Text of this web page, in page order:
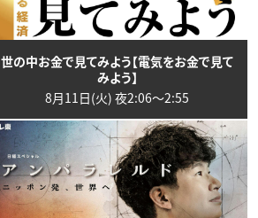
世の中お金で見てみよう【電気をお金で見て
みよう】
8月11日(火) 夜2:06〜2:55